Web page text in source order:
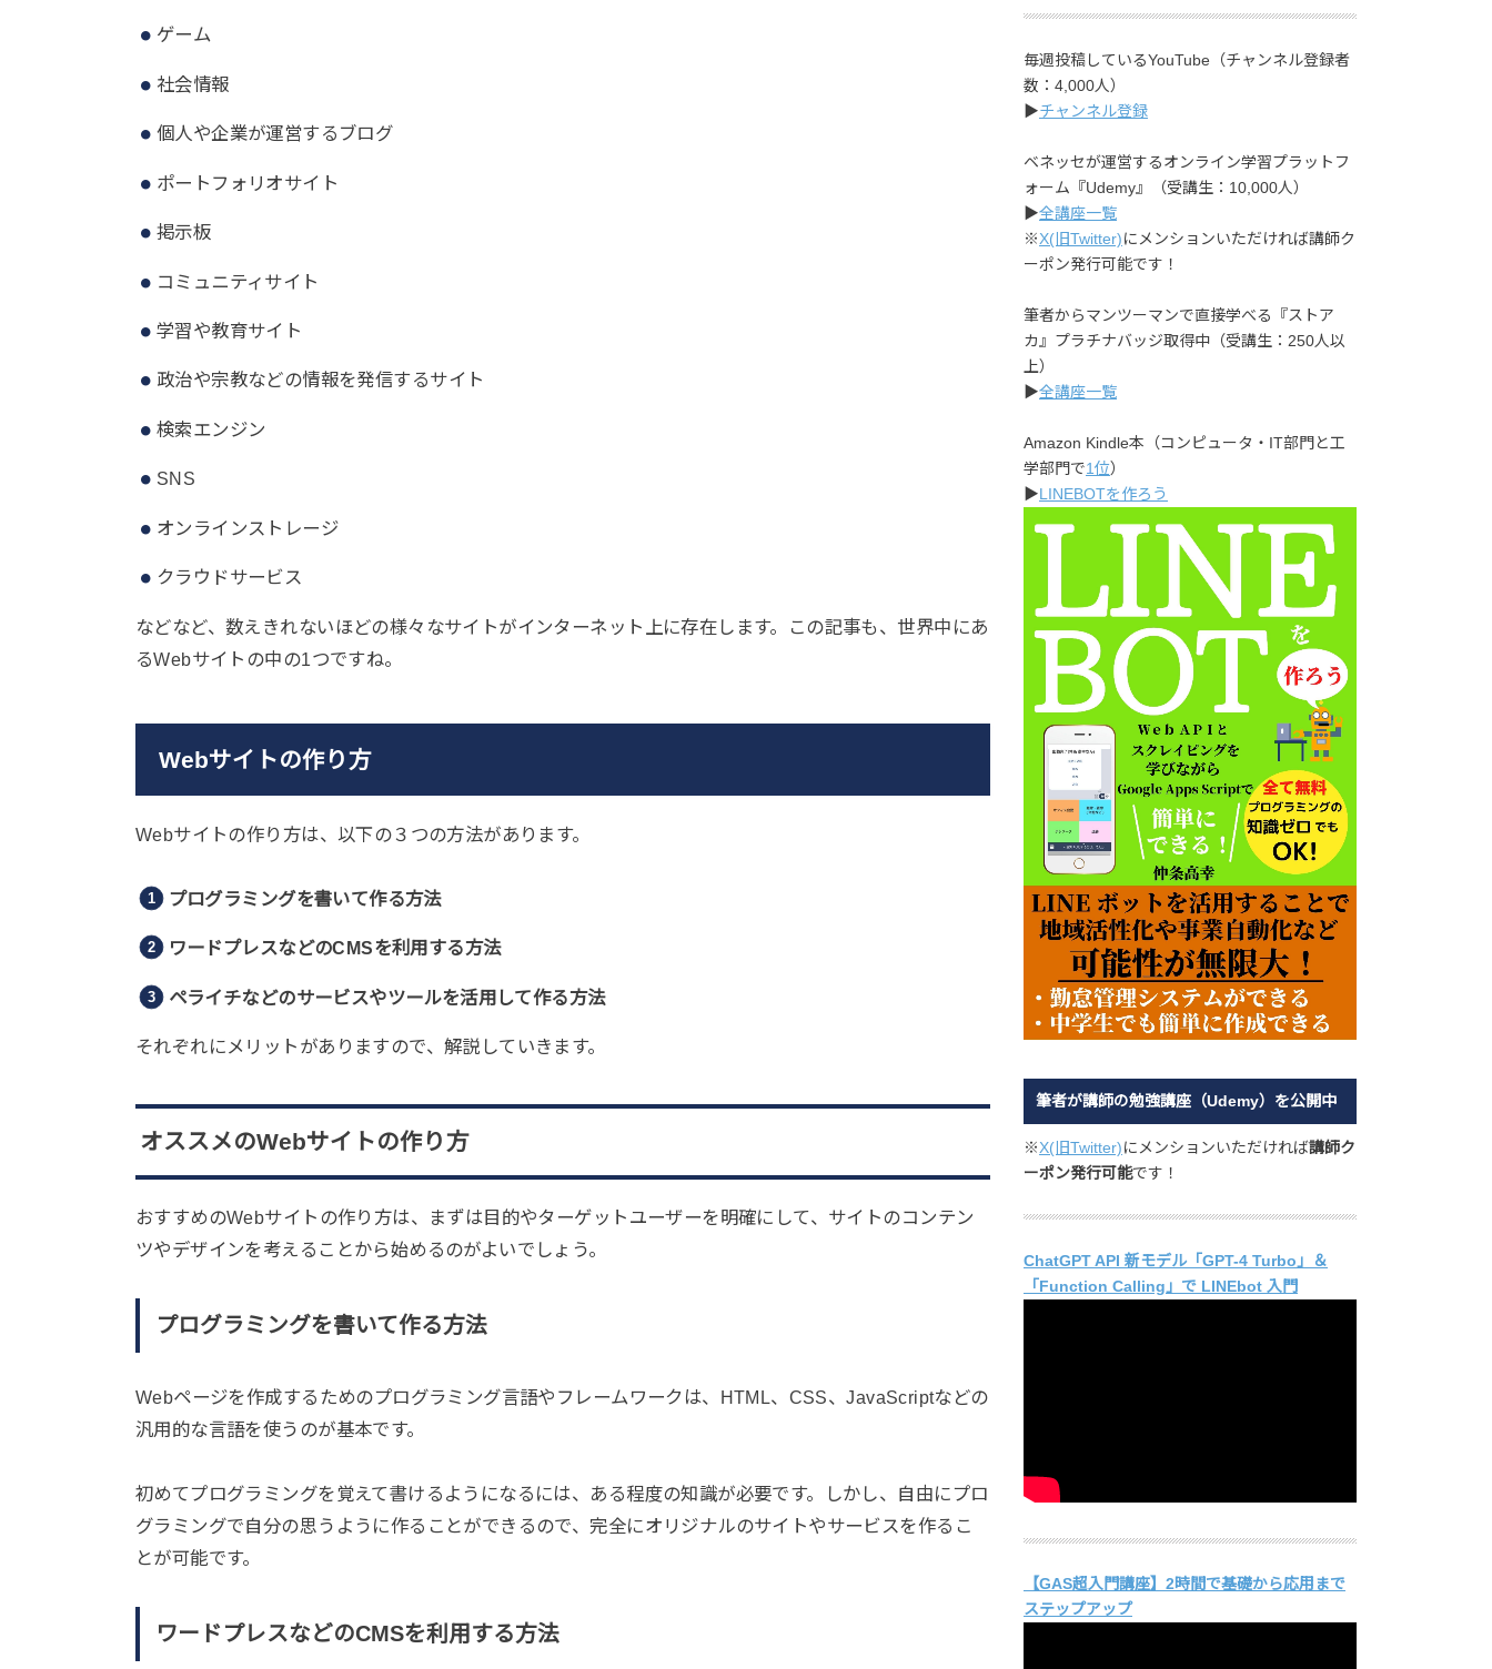
ゲーム
社会情報
個人や企業が運営するブログ
ポートフォリオサイト
掲示板
コミュニティサイト
学習や教育サイト
政治や宗教などの情報を発信するサイト
検索エンジン
SNS
オンラインストレージ
クラウドサービス
などなど、数えきれないほどの様々なサイトがインターネット上に存在します。この記事も、世界中にあ
るWebサイトの中の1つですね。
Webサイトの作り方
Webサイトの作り方は、以下の３つの方法があります。
プログラミングを書いて作る方法
ワードプレスなどのCMSを利用する方法
ペライチなどのサービスやツールを活用して作る方法
それぞれにメリットがありますので、解説していきます。
オススメのWebサイトの作り方
おすすめのWebサイトの作り方は、まずは目的やターゲットユーザーを明確にして、サイトのコンテン
ツやデザインを考えることから始めるのがよいでしょう。
プログラミングを書いて作る方法
Webページを作成するためのプログラミング言語やフレームワークは、HTML、CSS、JavaScriptなどの
汎用的な言語を使うのが基本です。
初めてプログラミングを覚えて書けるようになるには、ある程度の知識が必要です。しかし、自由にプロ
グラミングで自分の思うように作ることができるので、完全にオリジナルのサイトやサービスを作るこ
とが可能です。
ワードプレスなどのCMSを利用する方法
毎週投稿しているYouTube（チャンネル登録者
数：4,000人）
▶︎チャンネル登録
ベネッセが運営するオンライン学習プラットフ
ォーム『Udemy』（受講生：10,000人）
▶︎全講座一覧
※X(旧Twitter)にメンションいただければ講師ク
ーポン発行可能です！
筆者からマンツーマンで直接学べる『ストア
カ』プラチナバッジ取得中（受講生：250人以
上）
▶︎全講座一覧
Amazon Kindle本（コンピュータ・IT部門と工
学部門で1位）
▶︎LINEBOTを作ろう
筆者が講師の勉強講座（Udemy）を公開中
※X(旧Twitter)にメンションいただければ講師ク
ーポン発行可能です！
ChatGPT API 新モデル「GPT-4 Turbo」＆
「Function Calling」で LINEbot 入門
【GAS超入門講座】2時間で基礎から応用まで
ステップアップ